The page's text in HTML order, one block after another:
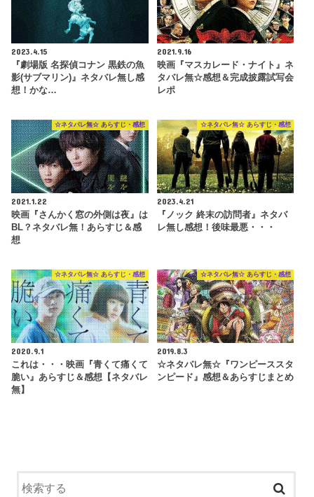
2023.4.15
『劇場版 名探偵コナン 黒鉄の魚
影(サブマリン)』ネタバレ無し感
想！かな…
2021.9.16
映画『マスカレード・ナイト』ネ
タバレ無☆感想＆完成披露試写会
レポ
☆ネタバレ無☆ あらすじ・感想
2021.1.22
映画『さんかく窓の外側は夜』は
BL？ネタバレ無！あらすじ＆感
想
☆ネタバレ無☆ あらすじ・感想
2023.4.21
『ノック 終末の訪問者』ネタバ
レ無し感想！後味最悪・・・
☆ネタバレ無☆ あらすじ・感想
2020.9.1
これは・・・映画『青くて痛くて
脆い』あらすじ＆感想【ネタバレ
無】
☆ネタバレ無☆ あらすじ・感想
2019.8.3
☆ネタバレ無☆『ワンピーススタ
ンピード』感想＆あらすじまとめ